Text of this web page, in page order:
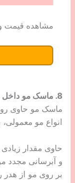
مشاهده قیمت
8. ماسک مو داخل حمام زیتون
ماسک مو حاوی
انواع مو
حاوی مقدار
و آبرسانی مجدد
بر روی مو از